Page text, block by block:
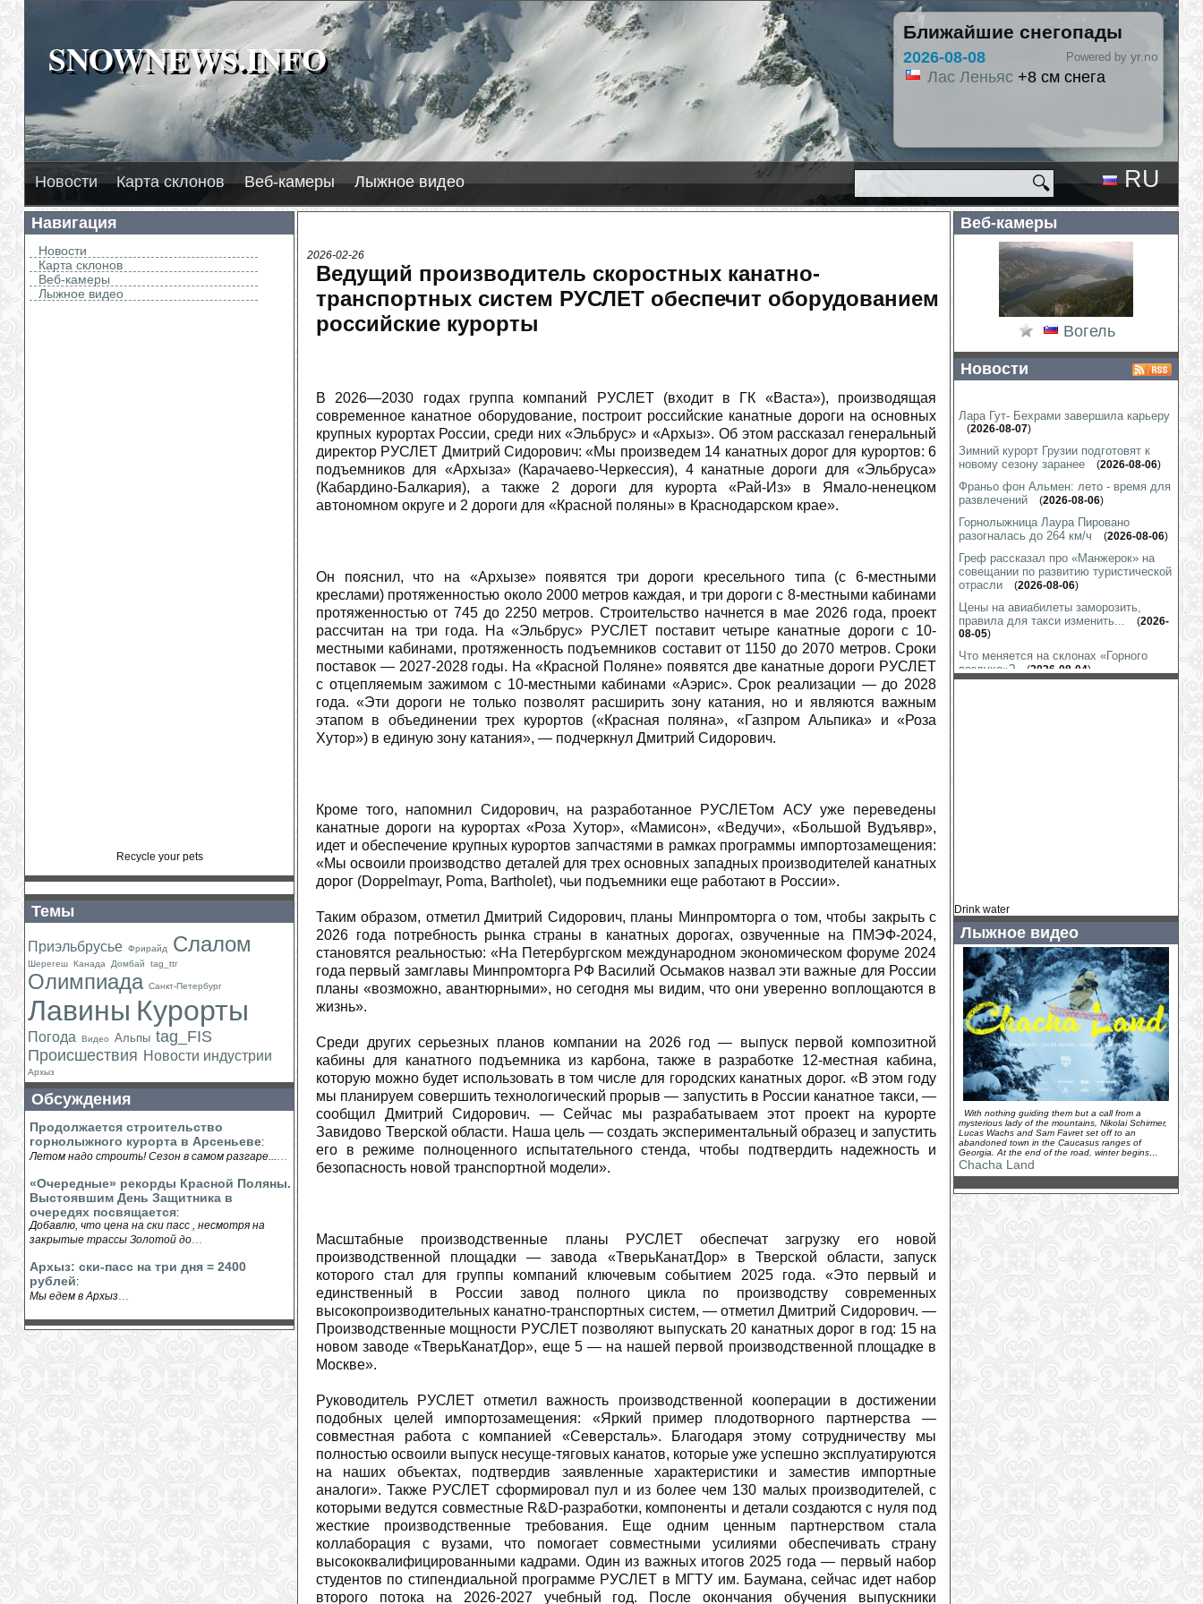
SNOWNEWS.INFO
SNOWNEWS.INFO
Ближайшие снегопады
Powered by yr.no
2026-08-08
Лас Леньяс
+8 см снега
2026-08-
Лас
Новости Карта склонов Веб-камеры Лыжное видео RU
🔍
Навигация
Новости
Карта склонов
Веб-камеры
Лыжное видео
Recycle your pets
Темы
Приэльбрусье Фрирайд Слалом
Шерегеш Канада Домбай tag_ttr
Олимпиада Санкт-Петербург
Лавины Курорты
Погода Видео Альпы tag_FIS
Происшествия Новости индустрии
Архыз
Обсуждения
Продолжается строительство
горнолыжного курорта в Арсеньеве:
Летом надо строить! Сезон в самом разгаре...
«Очередные» рекорды Красной Поляны.
Выстоявшим День Защитника в
очередях посвящается:
Добавлю, что цена на ски пасс , несмотря на
закрытые трассы Золотой до
Архыз: ски-пасс на три дня = 2400
рублей:
Мы едем в Архыз
2026-02-26
Ведущий производитель скоростных канатно-
транспортных систем РУСЛЕТ обеспечит оборудованием
российские курорты
В 2026—2030 годах группа компаний РУСЛЕТ (входит в ГК «Васта»), производящая
современное канатное оборудование, построит российские канатные дороги на основных
крупных курортах России, среди них «Эльбрус» и «Архыз». Об этом рассказал генеральный
директор РУСЛЕТ Дмитрий Сидорович: «Мы произведем 14 канатных дорог для курортов: 6
подъемников для «Архыза» (Карачаево-Черкессия), 4 канатные дороги для «Эльбруса»
(Кабардино-Балкария), а также 2 дороги для курорта «Рай-Из» в Ямало-ненецком
автономном округе и 2 дороги для «Красной поляны» в Краснодарском крае».
Он пояснил, что на «Архызе» появятся три дороги кресельного типа (с 6-местными
креслами) протяженностью около 2000 метров каждая, и три дороги с 8-местными кабинами
протяженностью от 745 до 2250 метров. Строительство начнется в мае 2026 года, проект
рассчитан на три года. На «Эльбрус» РУСЛЕТ поставит четыре канатные дороги с 10-
местными кабинами, протяженность подъемников составит от 1150 до 2070 метров. Сроки
поставок — 2027-2028 годы. На «Красной Поляне» появятся две канатные дороги РУСЛЕТ
с отцепляемым зажимом с 10-местными кабинами «Аэрис». Срок реализации — до 2028
года. «Эти дороги не только позволят расширить зону катания, но и являются важным
этапом в объединении трех курортов («Красная поляна», «Газпром Альпика» и «Роза
Хутор») в единую зону катания», — подчеркнул Дмитрий Сидорович.
Кроме того, напомнил Сидорович, на разработанное РУСЛЕТом АСУ уже переведены
канатные дороги на курортах «Роза Хутор», «Мамисон», «Ведучи», «Большой Вудъявр»,
идет и обеспечение крупных курортов запчастями в рамках программы импортозамещения:
«Мы освоили производство деталей для трех основных западных производителей канатных
дорог (Doppelmayr, Poma, Bartholet), чьи подъемники еще работают в России».
Таким образом, отметил Дмитрий Сидорович, планы Минпромторга о том, чтобы закрыть с
2026 года потребность рынка страны в канатных дорогах, озвученные на ПМЭФ-2024,
становятся реальностью: «На Петербургском международном экономическом форуме 2024
года первый замглавы Минпромторга РФ Василий Осьмаков назвал эти важные для России
планы «возможно, авантюрными», но сегодня мы видим, что они уверенно воплощаются в
жизнь».
Среди других серьезных планов компании на 2026 год — выпуск первой композитной
кабины для канатного подъемника из карбона, также в разработке 12-местная кабина,
которую можно будет использовать в том числе для городских канатных дорог. «В этом году
мы планируем совершить технологический прорыв — запустить в России канатное такси, —
сообщил Дмитрий Сидорович. — Сейчас мы разрабатываем этот проект на курорте
Завидово Тверской области. Наша цель — создать экспериментальный образец и запустить
его в режиме полноценного испытательного стенда, чтобы подтвердить надежность и
безопасность новой транспортной модели».
Масштабные производственные планы РУСЛЕТ обеспечат загрузку его новой
производственной площадки — завода «ТверьКанатДор» в Тверской области, запуск
которого стал для группы компаний ключевым событием 2025 года. «Это первый и
единственный в России завод полного цикла по производству современных
высокопроизводительных канатно-транспортных систем, — отметил Дмитрий Сидорович. —
Производственные мощности РУСЛЕТ позволяют выпускать 20 канатных дорог в год: 15 на
новом заводе «ТверьКанатДор», еще 5 — на нашей первой производственной площадке в
Москве».
Руководитель РУСЛЕТ отметил важность производственной кооперации в достижении
подобных целей импортозамещения: «Яркий пример плодотворного партнерства —
совместная работа с компанией «Северсталь». Благодаря этому сотрудничеству мы
полностью освоили выпуск несуще-тяговых канатов, которые уже успешно эксплуатируются
на наших объектах, подтвердив заявленные характеристики и заместив импортные
аналоги». Также РУСЛЕТ сформировал пул и из более чем 130 малых производителей, с
которыми ведутся совместные R&D-разработки, компоненты и детали создаются с нуля под
жесткие производственные требования. Еще одним ценным партнерством стала
коллаборация с вузами, что помогает совместными усилиями обеспечивать страну
высококвалифицированными кадрами. Один из важных итогов 2025 года — первый набор
студентов по стипендиальной программе РУСЛЕТ в МГТУ им. Баумана, сейчас идет набор
второго потока на 2026-2027 учебный год. После окончания обучения выпускники
Веб-камеры
Вогель
Новости
Лара Гут- Бехрами завершила карьеру
(2026-08-07)
Зимний курорт Грузии подготовят к
новому сезону заранее
(2026-08-06)
Франьо фон Альмен: лето - время для
развлечений
(2026-08-06)
Горнолыжница Лаура Пировано
разогналась до 264 км/ч
(2026-08-06)
Греф рассказал про «Манжерок» на
совещании по развитию туристической
отрасли
(2026-08-06)
Цены на авиабилеты заморозить,
правила для такси изменить...
(2026-
08-05)
Что меняется на склонах «Горного
воздуха»?
(2026-08-04)
Главный тренер ÖSV: «В Норвегии я
никому не могу помочь»(2026-07-30)
Как «Тур де Франс» вдохновил
Фредди Меркьюри на Bicycle Race
2026-07-30)
У Хенрика Кристофферсена родилась
дочь(2026-07-29
Камиль Раст - новый амбассадор
Ducati Switzerland
2026-07-29)
У горнолыжного комплекса «Логойск»
появился новый владелец...(2026-07-
29)
Венди Холденер: «Мы ценим каждую
минуту, которую можем провести
вместе»(2026-07-28)
На зимнем курорте Грузии Гудаури
канатные дороги заменят на
подъемники(2026-07-28)
Жаклин Уайлз: неожиданное
предложение во время похода
2026-
Дэйв Райдинг продолжит карьеру в
новой функции
(2026-07-27
На горнолыжном курорт Витоша в
Болгарии появятся новые подъемники
2026-07-27
Марко Одерматт получил деревянный
2026-07-26
Горные лыжи против сноуборда: одно
проще освоить, другое — довести до
2026-07-26
Российский альпинист впервые
успешно подал иск к экспедиционной
компании и гиду в Непале
(
25
Три гиганта определяют рынок
горнолыжного снаряжения
Два альпиниста погибли в
«кулуаре смерти» на Монблане
)
Юлия Шайб пройдет специальную
скоростную подготовку
2026-07-24
Drink water
Лыжное видео
With nothing guiding them but a call from a
mysterious lady of the mountains, Nikolai Schirmer,
Lucas Wachs and Sam Favret set off to an
abandoned town in the Caucasus ranges of
Georgia. At the end of the road, winter begins…
Chacha Land